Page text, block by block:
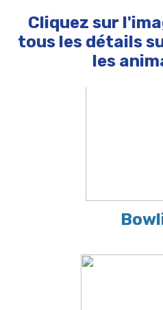
Cliquez sur
tous les détails
les